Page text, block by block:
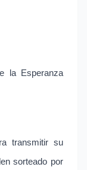
la Esperanza
transmitir su
sorteado por